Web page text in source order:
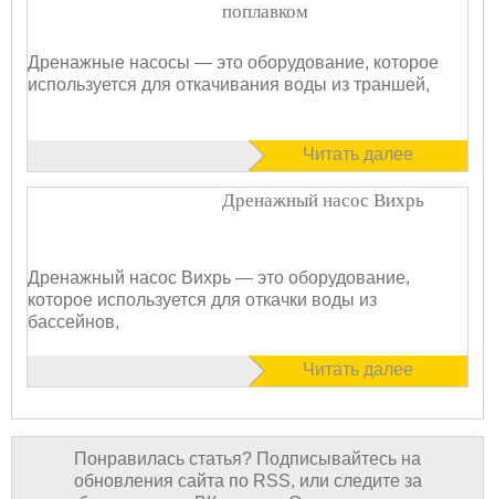
поплавком
Дренажные насосы — это оборудование, которое
используется для откачивания воды из траншей,
Читать далее
Дренажный насос Вихрь
Дренажный насос Вихрь — это оборудование,
которое используется для откачки воды из
бассейнов,
Читать далее
Понравилась статья? Подписывайтесь на
обновления сайта по RSS, или следите за